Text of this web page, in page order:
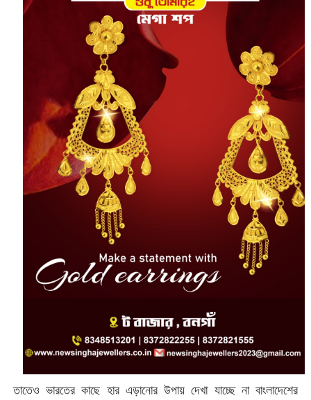
তাতেও ভারতের কাছে হার এড়ানোর উপায় দেখা যাচ্ছে না বাংলাদেশের